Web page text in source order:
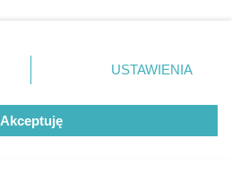
zabronione pod groźbą kary i może być
przycisk ustawień prywatności
rogu strony
nie wymagają zgody
sprzeciwić się takiemu
będą miały zastosowanie tylko
USTAWIENIA
Akceptuję